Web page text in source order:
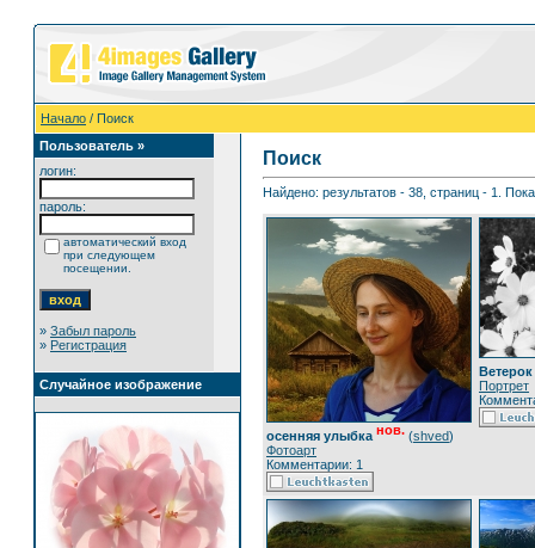
Начало / Поиск
Пользователь »
логин:
пароль:
автоматический вход
при следующем
посещении.
» Забыл пароль
» Регистрация
Случайное изображение
Поиск
Найдено: результатов - 38, страниц - 1.
осенняя улыбка нов. (shved)
Фотоарт
Комментарии: 1
Ветерок
Портрет